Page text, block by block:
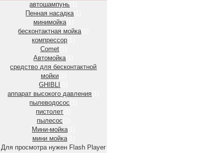
автошампунь
Пенная насадка(1)
минимойка(1)
бесконтактная мойка(1)
компрессор
Comet
Автомойка(1)
средство для бесконтактной
мойки
GHIBLI
аппарат высокого давления
пылеводосос
пистолет
пылесос
Мини-мойка(1)
мини мойка(1)
Для просмотра нужен Flash Player